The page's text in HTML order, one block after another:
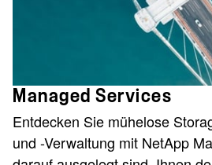
Managed Services
Entdecken Sie mühelose
und -Verwaltung mit NetApp